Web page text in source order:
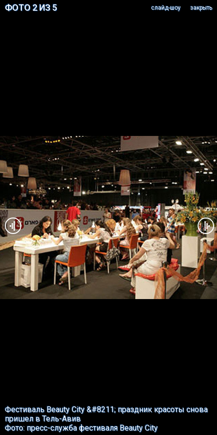
ФОТО 2 ИЗ 5 закрыть
cлайд-шоу
Фестиваль Beauty City &#8211; праздник красоты снова
пришел в Тель-Авив
Фото: пресс-служба фестиваля Beauty City